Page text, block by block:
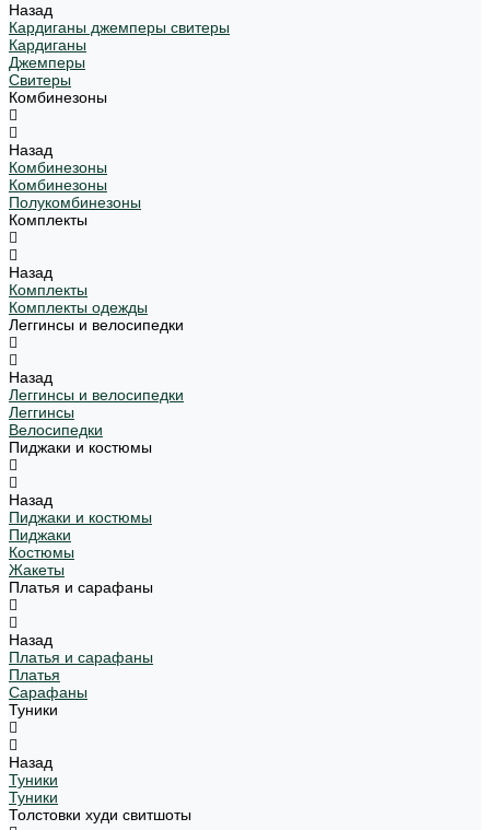
Назад
Кардиганы джемперы свитеры
Кардиганы
Джемперы
Свитеры
Комбинезоны
Назад
Комбинезоны
Комбинезоны
Полукомбинезоны
Комплекты
Назад
Комплекты
Комплекты одежды
Леггинсы и велосипедки
Назад
Леггинсы и велосипедки
Леггинсы
Велосипедки
Пиджаки и костюмы
Назад
Пиджаки и костюмы
Пиджаки
Костюмы
Жакеты
Платья и сарафаны
Назад
Платья и сарафаны
Платья
Сарафаны
Туники
Назад
Туники
Туники
Толстовки худи свитшоты